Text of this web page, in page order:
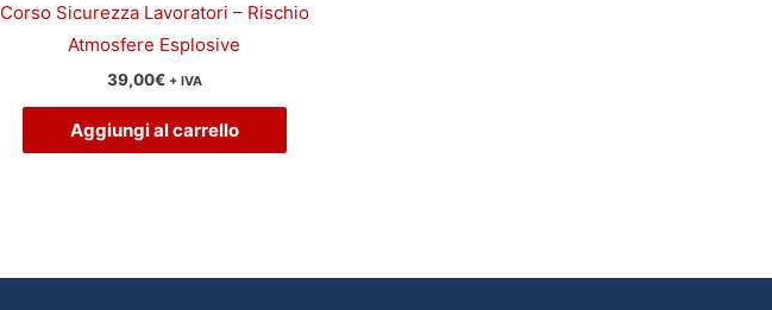
Corso Sicurezza Lavoratori – Rischio
Atmosfere Esplosive
39,00€ + IVA
Aggiungi al carrello